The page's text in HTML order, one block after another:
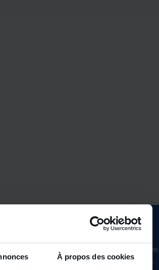
À propos des cookies
votre BDESE dès maintenant
avec toutes les fonctionnalités premium
30 jours ! Pas de carte de crédit nécessaire.